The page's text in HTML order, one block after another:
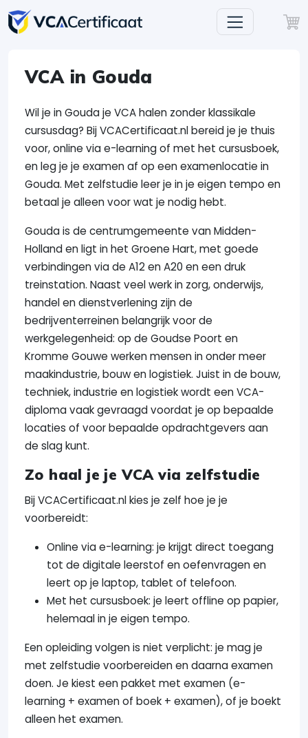
VCA in Gouda
Wil je in Gouda je VCA halen zonder klassikale
cursusdag? Bij VCACertificaat.nl bereid je je thuis
voor, online via e-learning of met het cursusboek,
en leg je je examen af op een examenlocatie in
Gouda. Met zelfstudie leer je in je eigen tempo en
betaal je alleen voor wat je nodig hebt.
Gouda is de centrumgemeente van Midden-
Holland en ligt in het Groene Hart, met goede
verbindingen via de A12 en A20 en een druk
treinstation. Naast veel werk in zorg, onderwijs,
handel en dienstverlening zijn de
bedrijventerreinen belangrijk voor de
werkgelegenheid: op de Goudse Poort en
Kromme Gouwe werken mensen in onder meer
maakindustrie, bouw en logistiek. Juist in de bouw,
techniek, industrie en logistiek wordt een VCA-
diploma vaak gevraagd voordat je op bepaalde
locaties of voor bepaalde opdrachtgevers aan
de slag kunt.
Zo haal je je VCA via zelfstudie
Bij VCACertificaat.nl kies je zelf hoe je je
voorbereidt:
Online via e-learning: je krijgt direct toegang
tot de digitale leerstof en oefenvragen en
leert op je laptop, tablet of telefoon.
Met het cursusboek: je leert offline op papier,
helemaal in je eigen tempo.
Een opleiding volgen is niet verplicht: je mag je
met zelfstudie voorbereiden en daarna examen
doen. Je kiest een pakket met examen (e-
learning + examen of boek + examen), of je boekt
alleen het examen.